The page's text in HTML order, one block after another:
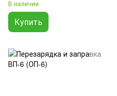
В наличии
Купить